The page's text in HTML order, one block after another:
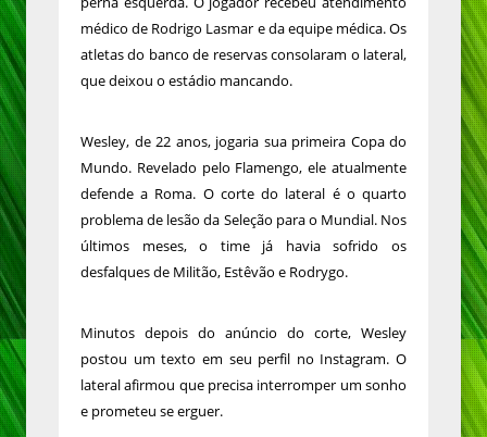
médico de Rodrigo Lasmar e da equipe médica. Os
atletas do banco de reservas consolaram o lateral,
que deixou o estádio mancando.
Wesley, de 22 anos, jogaria sua primeira Copa do
Mundo. Revelado pelo Flamengo, ele atualmente
defende a Roma. O corte do lateral é o quarto
problema de lesão da Seleção para o Mundial. Nos
últimos meses, o time já havia sofrido os
desfalques de Militão, Estêvão e Rodrygo.
Minutos depois do anúncio do corte, Wesley
postou um texto em seu perfil no Instagram. O
lateral afirmou que precisa interromper um sonho
e prometeu se erguer.